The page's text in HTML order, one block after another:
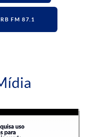
FM 87.1